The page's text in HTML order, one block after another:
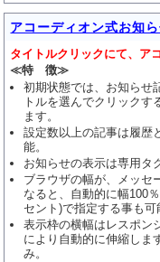
アコーディオン式お知
タイトルクリックにて、ア
≪特 徴≫
初期状態では、お知らせ
トルを選んでクリックす
ます。
設定数以上の記事は履歴
能。
お知らせの表示は専用タ
ブラウザの幅が、メッセ
なると、自動的に幅100
セント)で指定する事も可
表示枠の横幅はレスポン
により自動的に伸縮しま
み。